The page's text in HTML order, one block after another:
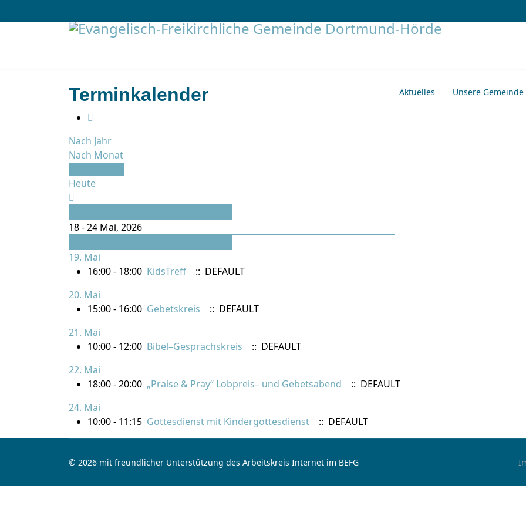
Aktuelles Unsere Gemeinde
Terminkalender
Nach Jahr
Nach Monat
Heute
18 - 24 Mai, 2026
19. Mai
16:00 - 18:00 KidsTreff
:: DEFAULT
20. Mai
15:00 - 16:00 Gebetskreis
:: DEFAULT
21. Mai
10:00 - 12:00 Bibel–Gesprächskreis
:: DEFAULT
22. Mai
18:00 - 20:00 „Praise & Pray“ Lobpreis– und Gebetsabend
:: DEFAULT
24. Mai
10:00 - 11:15 Gottesdienst mit Kindergottesdienst :: DEFAULT
© 2026 mit freundlicher Unterstützung des Arbeitskreis Internet im BEFG